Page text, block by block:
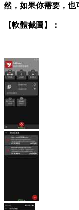
然，如果你需要，也
【軟體截圖】：